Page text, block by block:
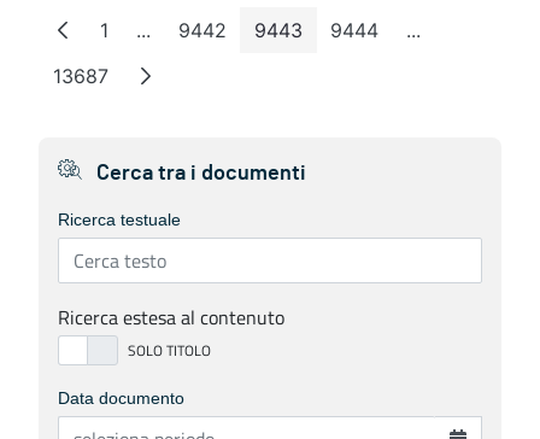
Pagina
1 ...Pagine intermedie
Pagina
9442 Pagina
9443 Pagina
9444 ...Pagine
Pagina
13687
Cerca tra i documenti
Ricerca testuale
Ricerca estesa al contenuto
Data documento